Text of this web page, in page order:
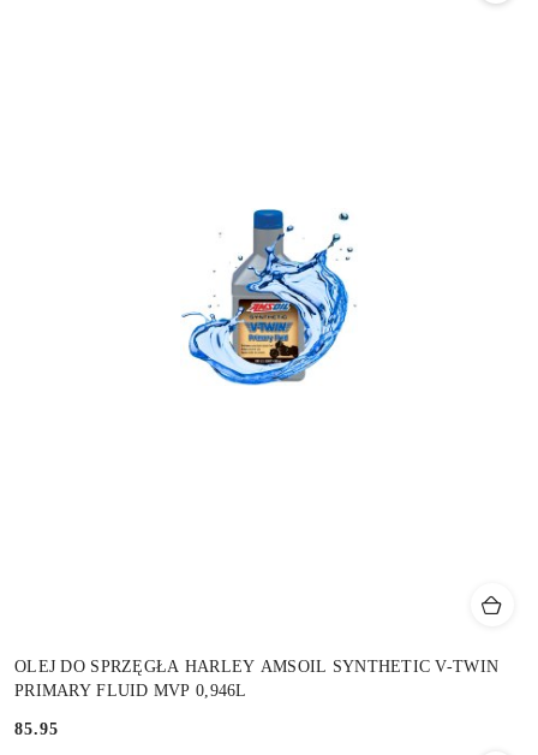
OLEJ DO SPRZĘGŁA HARLEY AMSOIL SYNTHETIC V-TWIN
PRIMARY FLUID MVP 0,946L
Cena:
85.95